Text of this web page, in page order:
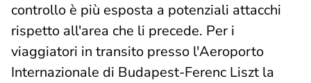
controllo è più esposta a potenziali attacchi
rispetto all'area che li precede. Per i
viaggiatori in transito presso l'Aeroporto
Internazionale di Budapest-Ferenc Liszt la